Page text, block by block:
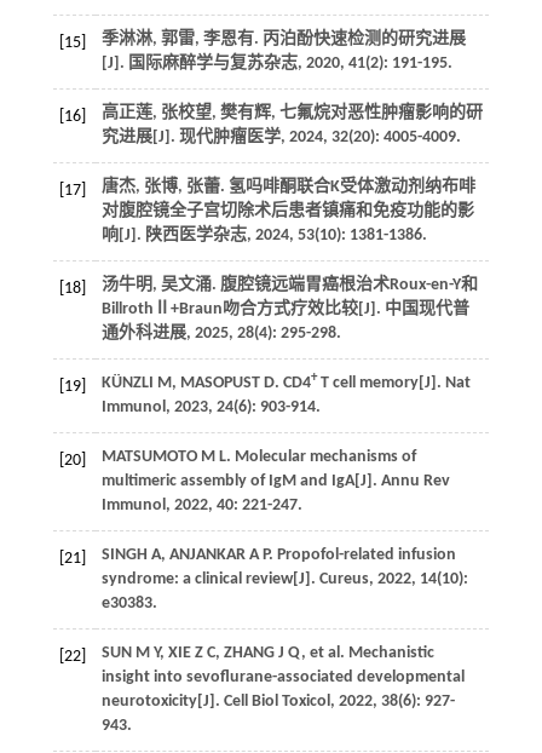
[15]
季淋淋, 郭雷, 李恩有. 丙泊酚快速检测的研究进展
[J]. 国际麻醉学与复苏杂志, 2020, 41(2): 191-195.
[16]
高正莲, 张校望, 樊有辉, 七氟烷对恶性肿瘤影响的研
究进展[J]. 现代肿瘤医学, 2024, 32(20): 4005-4009.
[17]
唐杰, 张博, 张蕾. 氢吗啡酮联合K受体激动剂纳布啡
对腹腔镜全子宫切除术后患者镇痛和免疫功能的影
响[J]. 陕西医学杂志, 2024, 53(10): 1381-1386.
[18]
汤牛明, 吴文涌. 腹腔镜远端胃癌根治术Roux-en-Y和
BillrothⅡ+Braun吻合方式疗效比较[J]. 中国现代普
通外科进展, 2025, 28(4): 295-298.
[19] KÜNZLI M, MASOPUST D. CD4+T cell memory[J]. Nat
Immunol, 2023, 24(6): 903-914.
[20]
MATSUMOTO M L. Molecular mechanisms of
multimeric assembly of IgM and IgA[J]. Annu Rev
Immunol, 2022, 40: 221-247.
[21]
SINGH A, ANJANKAR A P. Propofol-related infusion
syndrome: a clinical review[J]. Cureus, 2022, 14(10):
e30383.
[22]
SUN M Y, XIE Z C, ZHANG J Q, et al. Mechanistic
insight into sevoflurane-associated developmental
neurotoxicity[J]. Cell Biol Toxicol, 2022, 38(6): 927-
943.